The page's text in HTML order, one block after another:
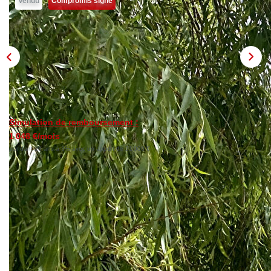
NOTRE AGENCE
Qui Sommes Nous
Notre Philosophie
Biens Vendus
CONTACT
EN
Simulation de remboursement :
1 048 €/mois
pendant 20 ans à 3% avec un apport de 21 000 €
Description
Réf : M22041
BRETAGNE - FINISTERE NORD - PLOUDALMEZEAU